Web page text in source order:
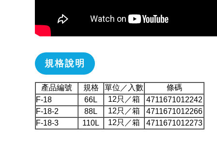
規格說明
產品編號 規格 單位／入數
條碼
F-18
66L 12只／箱
4711671012242
F-18-2
88L 12只／箱
4711671012266
F-18-3
110L 12只／箱 4711671012273